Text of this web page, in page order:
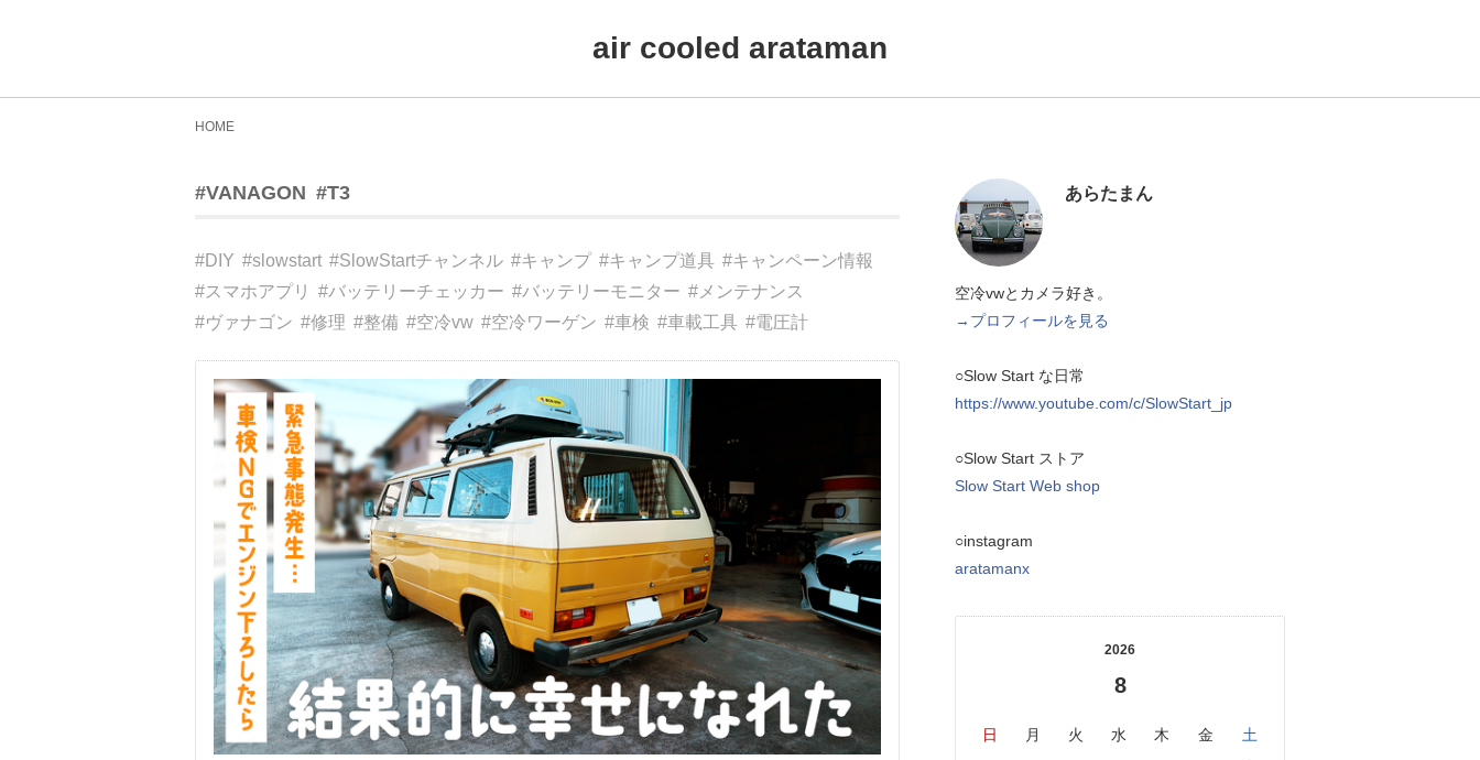
air cooled arataman
HOME
#VANAGON #T3
#DIY #slowstart #SlowStartチャンネル #キャンプ #キャンプ道具 #キャンペーン情報
#スマホアプリ
#バッテリーチェッカー #バッテリーモニター #メンテナンス
#ヴァナゴン #修理 #整備 #空冷vw #空冷ワーゲン #車検 #車載工具 #電圧計
あらたまん
空冷vwとカメラ好き。
→プロフィールを見る
○Slow Start な日常
https://www.youtube.com/c/SlowStart_jp
○Slow Start ストア
Slow Start Web shop
○instagram
aratamanx
2026
8
日 月 火 水 木 金
土